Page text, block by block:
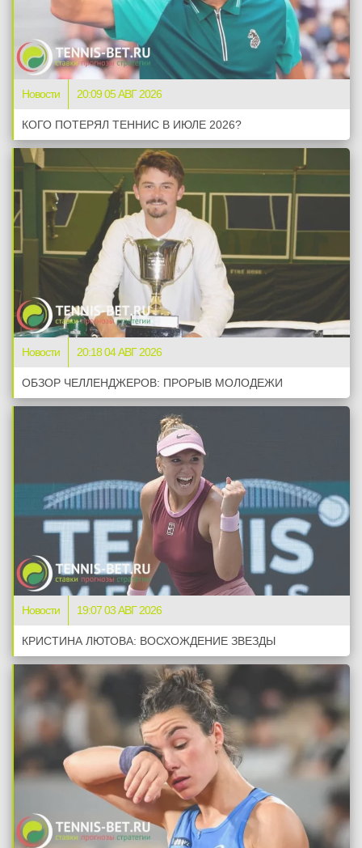
Новости 20:09 05 АВГ 2026
КОГО ПОТЕРЯЛ ТЕННИС В ИЮЛЕ 2026?
Новости 20:18 04 АВГ 2026
ОБЗОР ЧЕЛЛЕНДЖЕРОВ: ПРОРЫВ МОЛОДЕЖИ
Новости 19:07 03 АВГ 2026
КРИСТИНА ЛЮТОВА: ВОСХОЖДЕНИЕ ЗВЕЗДЫ